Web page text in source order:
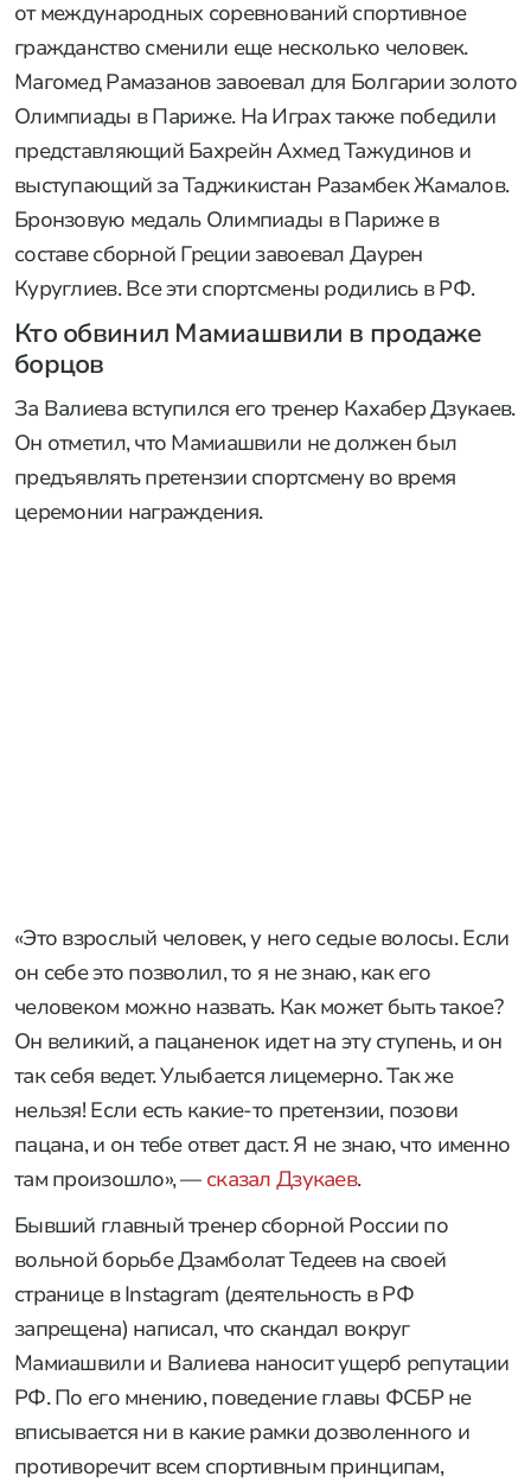
от международных соревнований спортивное
гражданство сменили еще несколько человек.
Магомед Рамазанов завоевал для Болгарии золото
Олимпиады в Париже. На Играх также победили
представляющий Бахрейн Ахмед Тажудинов и
выступающий за Таджикистан Разамбек Жамалов.
Бронзовую медаль Олимпиады в Париже в
составе сборной Греции завоевал Даурен
Куруглиев. Все эти спортсмены родились в РФ.
Кто обвинил Мамиашвили в продаже
борцов
За Валиева вступился его тренер Кахабер Дзукаев.
Он отметил, что Мамиашвили не должен был
предъявлять претензии спортсмену во время
церемонии награждения.
«Это взрослый человек, у него седые волосы. Если
он себе это позволил, то я не знаю, как его
человеком можно назвать. Как может быть такое?
Он великий, а пацаненок идет на эту ступень, и он
так себя ведет. Улыбается лицемерно. Так же
нельзя! Если есть какие-то претензии, позови
пацана, и он тебе ответ даст. Я не знаю, что именно
там произошло», — сказал Дзукаев.
Бывший главный тренер сборной России по
вольной борьбе Дзамболат Тедеев на своей
странице в Instagram (деятельность в РФ
запрещена) написал, что скандал вокруг
Мамиашвили и Валиева наносит ущерб репутации
РФ. По его мнению, поведение главы ФСБР не
вписывается ни в какие рамки дозволенного и
противоречит всем спортивным принципам,